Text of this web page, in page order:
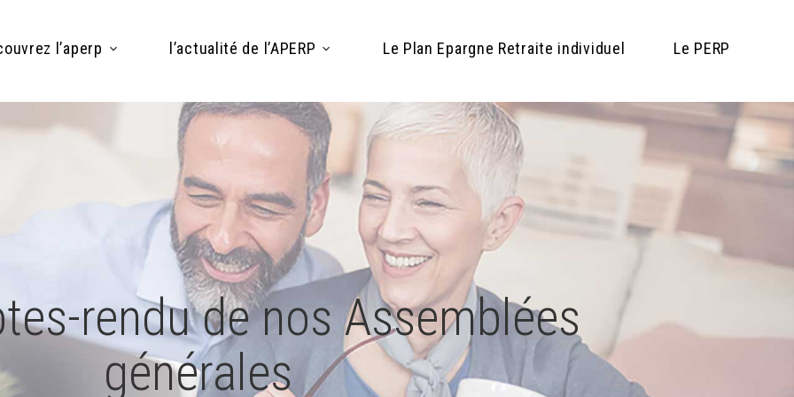
l’aperp l’actualité de l’APERP Le Plan Epargne Retraite individuel Le PERP
rendu de nos Assemblées
générales
rendu de nos Assemblées
générales
rendu de nos Assemblées
générales